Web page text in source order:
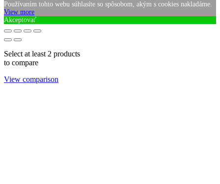
Používaním tohto webu súhlasíte so spôsobom, akým s cookies nakladáme.
View more
Akceptovať
Select at least 2 products
to compare
View comparison